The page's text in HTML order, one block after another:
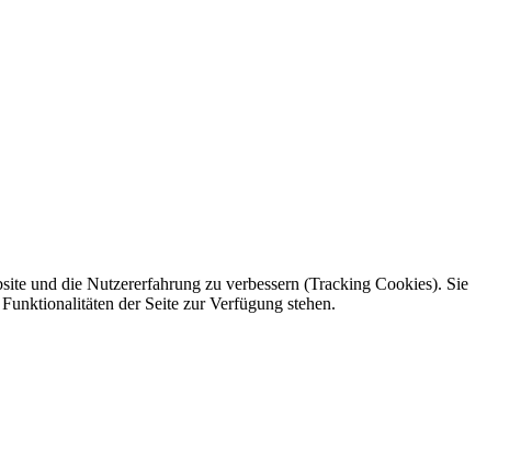
und die Nutzererfahrung zu verbessern (Tracking Cookies). Sie
der Seite zur Verfügung stehen.